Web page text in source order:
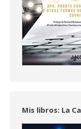
Mis libros: La